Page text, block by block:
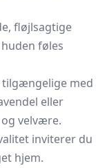
fløjlsagtige
føles
med
eller
velvære.
inviterer du
hjem.